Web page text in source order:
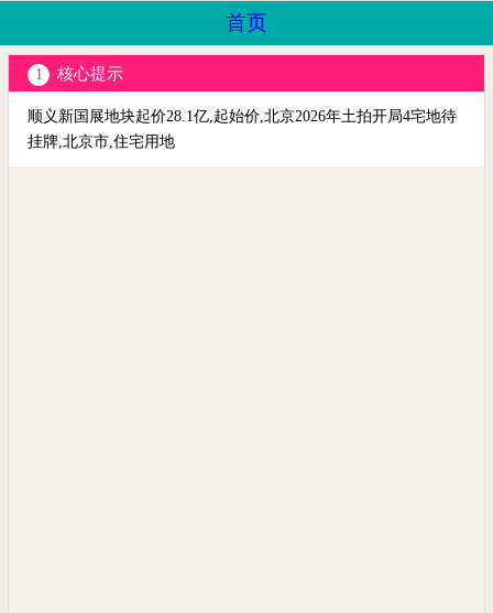
首页
1 核心提示
顺义新国展地块起价28.1亿,起始价,北京2026年土拍开局4宅地待
挂牌,北京市,住宅用地